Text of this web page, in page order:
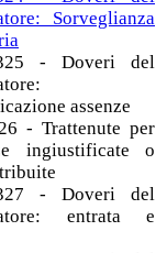
Sorveglianza
- Doveri del
assenze
- Trattenute per
ingiustificate o
- Doveri del
entrata e